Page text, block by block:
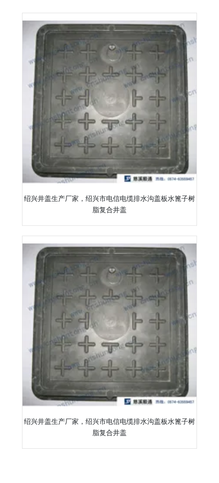
绍兴井盖生产厂家，绍兴市电信电缆排水沟盖板水篦子树
脂复合井盖
绍兴井盖生产厂家，绍兴市电信电缆排水沟盖板水篦子树
脂复合井盖